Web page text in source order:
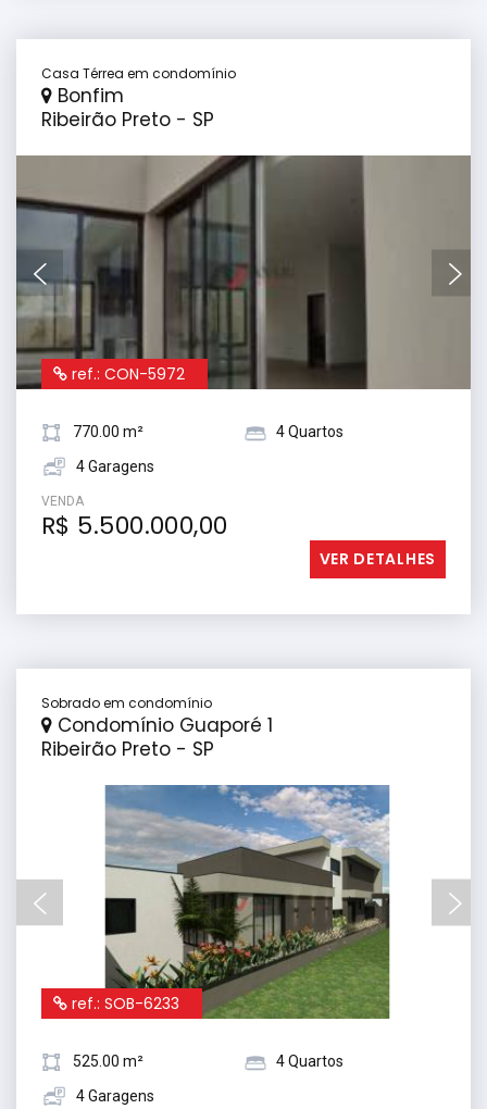
Casa Térrea em condomínio
Bonfim
Ribeirão Preto - SP
ref.: CON-5972
770.00 m²
4 Quartos
4 Garagens
VENDA
R$ 5.500.000,00
VER DETALHES
Sobrado em condomínio
Condomínio Guaporé 1
Ribeirão Preto - SP
ref.: SOB-6233
525.00 m²
4 Quartos
4 Garagens